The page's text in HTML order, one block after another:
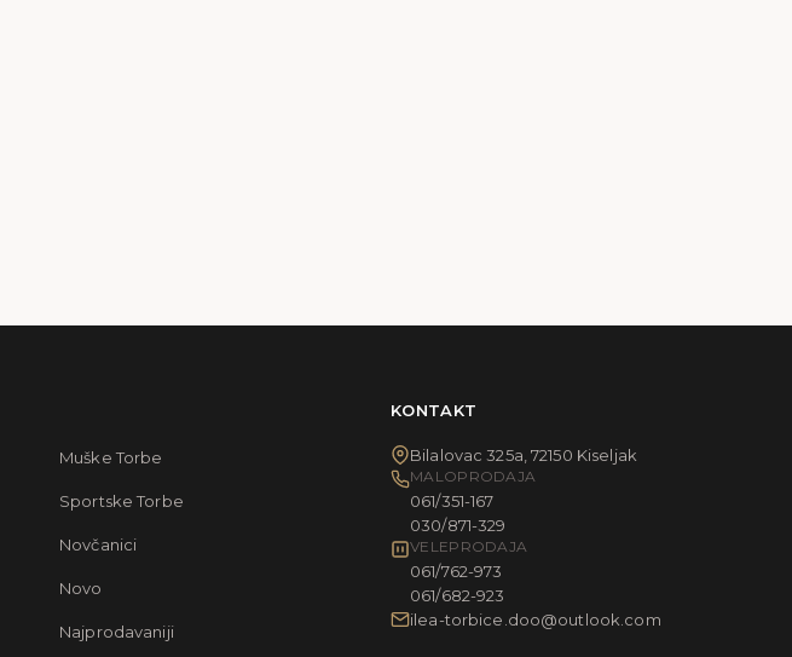
Muške Torbe
Sportske Torbe
Novčanici
Novo
Najprodavaniji
KONTAKT
Bilalovac 325a, 72150 Kiseljak
MALOPRODAJA
061/351-167
030/871-329
VELEPRODAJA
061/762-973
061/682-923
ilea-torbice.doo@outlook.com